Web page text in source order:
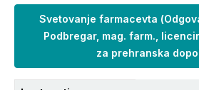
Svetovanje farmacevta (
Podbregar, mag. farm.,
za prehranska